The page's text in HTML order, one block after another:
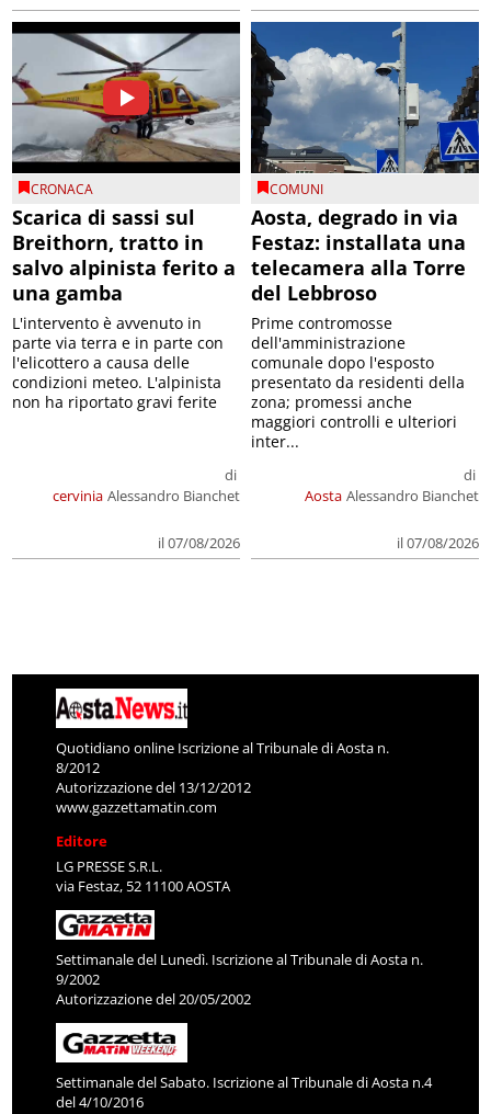
CRONACA
Scarica di sassi sul
Breithorn, tratto in
salvo alpinista ferito a
una gamba
cervinia
di
Alessandro Bianchet
il 07/08/2026
L'intervento è avvenuto in
parte via terra e in parte con
l'elicottero a causa delle
condizioni meteo. L'alpinista
non ha riportato gravi ferite
COMUNI
Aosta, degrado in via
Festaz: installata una
telecamera alla Torre
del Lebbroso
Aosta
di
Alessandro Bianchet
il 07/08/2026
Prime contromosse
dell'amministrazione
comunale dopo l'esposto
presentato da residenti della
zona; promessi anche
maggiori controlli e ulteriori
inter...
Quotidiano online Iscrizione al Tribunale di Aosta n.
8/2012
Autorizzazione del 13/12/2012
www.gazzettamatin.com
Editore
LG PRESSE S.R.L.
via Festaz, 52 11100 AOSTA
Settimanale del Lunedì. Iscrizione al Tribunale di Aosta n.
9/2002
Autorizzazione del 20/05/2002
Settimanale del Sabato. Iscrizione al Tribunale di Aosta n.4
del 4/10/2016